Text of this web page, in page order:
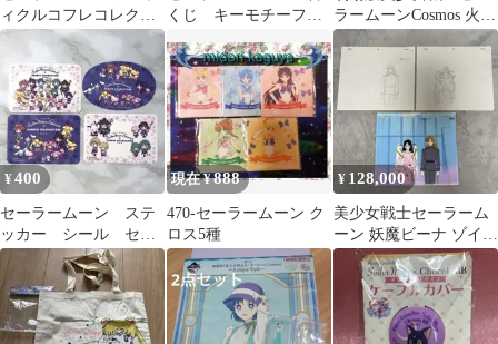
ィクルコフレコレクシ
ョン (全5種セット)
くじ キーモチーフチ
ラームーンCosmos 火球
皇女 入場者特典 コ
ースター
¥400
セーラームーン ステ
ッカー シール セッ
ト
現在 ¥888
470-セーラームーン ク
ロス5種
¥ 128,000
美少女戦士セーラーム
ーン 妖魔ビーナ ゾイサ
イト セル画 動画2枚 背
景 付き